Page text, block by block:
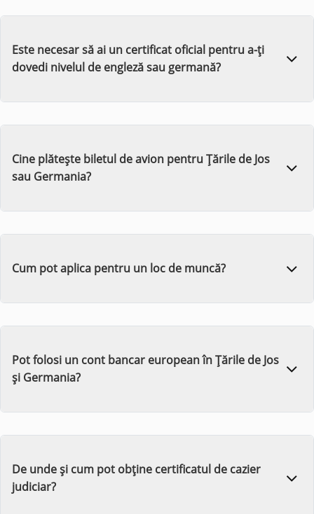
Este necesar să ai un certificat oficial pentru a-ți
dovedi nivelul de engleză sau germană?
Cine plătește biletul de avion pentru Țările de Jos
sau Germania?
Cum pot aplica pentru un loc de muncă?
Pot folosi un cont bancar european în Țările de Jos
și Germania?
De unde și cum pot obține certificatul de cazier
judiciar?